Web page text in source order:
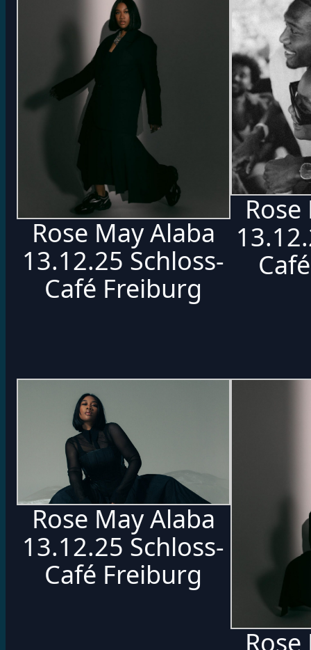
Rose May Alaba
13.12.25 Schloss-
Café Freiburg
Rose May Alaba
13.12.25 Schloss-
Café Freiburg